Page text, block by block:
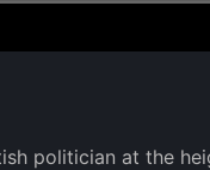
politician at the